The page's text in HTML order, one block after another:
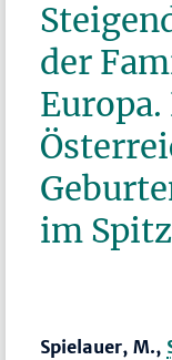
der
im
Spielauer, M.,